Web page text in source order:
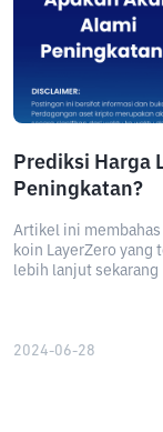
Prediksi Harga
Peningkatan?
Artikel ini
koin LayerZero yang
lebih lanjut sekarang
2024-06-28